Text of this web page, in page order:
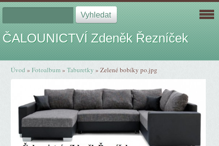
ČALOUNICTVÍ Zdeněk Řezníček
Úvod »Fotoalbum»Taburetky »Zelené bobíky po.jpg